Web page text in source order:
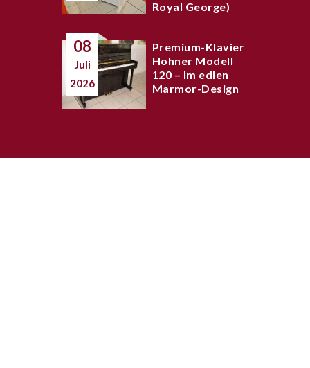
Royal George)
08
Juli
2026
Premium-Klavier
Hohner Modell
120 – Im edlen
Marmor-Design